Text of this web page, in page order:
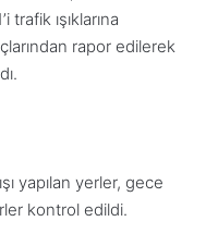
ışıklarına
rapor edilerek
yapılan yerler, gece
kontrol edildi.